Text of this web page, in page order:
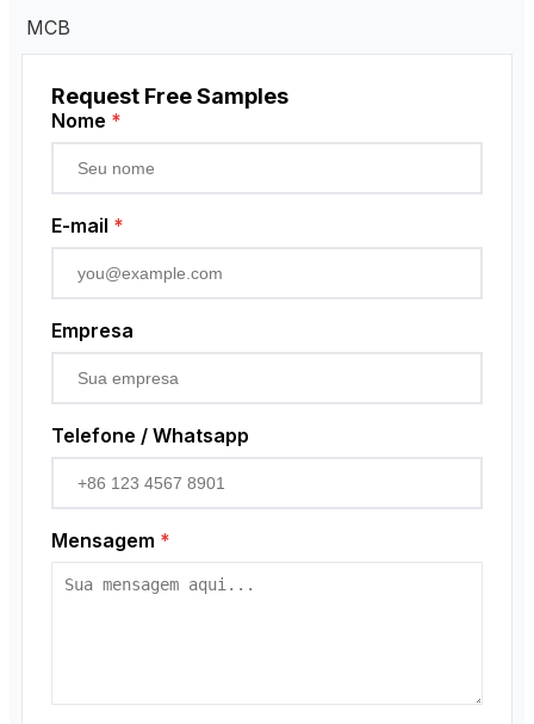
MCB
Request Free Samples
Nome *
E-mail *
Empresa
Telefone / Whatsapp
Mensagem *